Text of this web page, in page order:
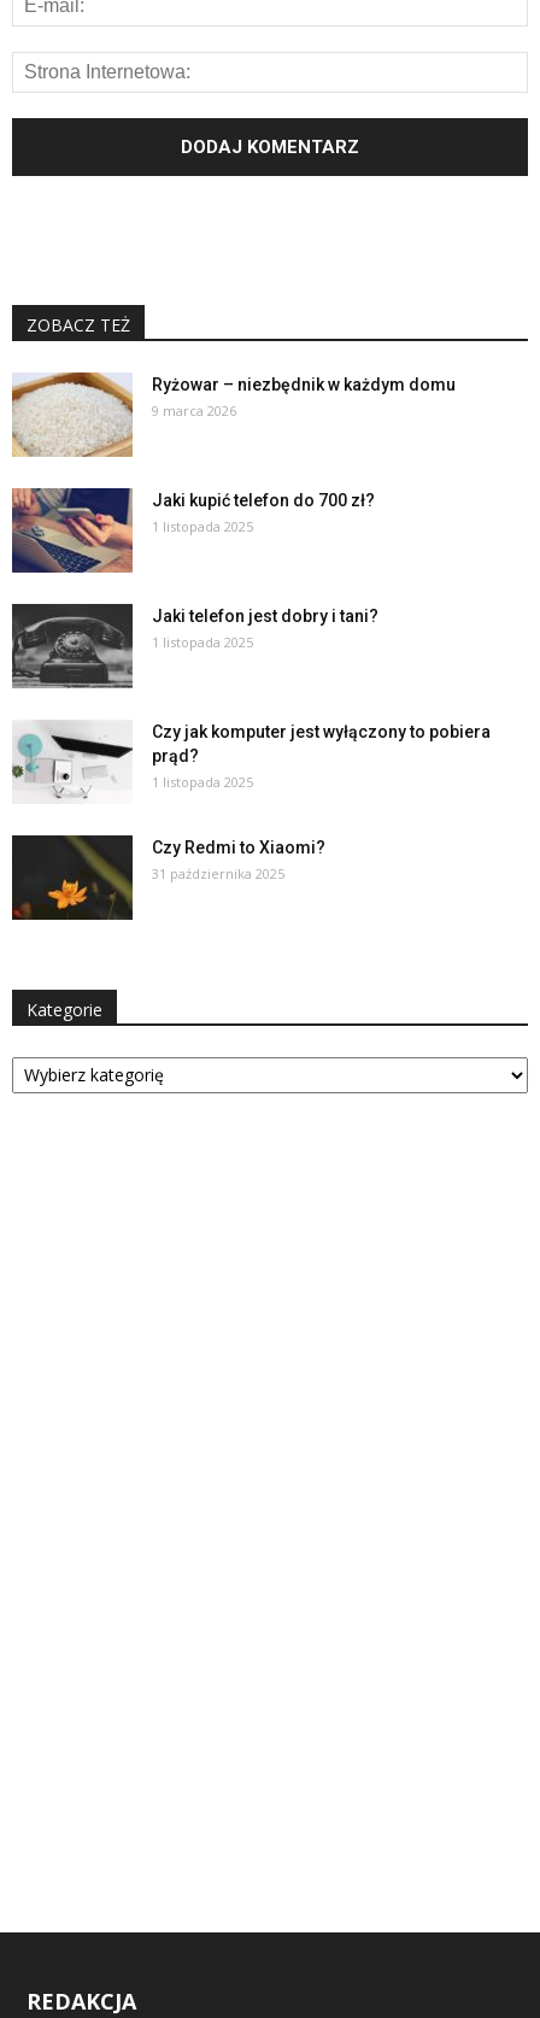
ZOBACZ TEŻ
Ryżowar – niezbędnik w każdym domu
9 marca 2026
Jaki kupić telefon do 700 zł?
1 listopada 2025
Jaki telefon jest dobry i tani?
1 listopada 2025
Czy jak komputer jest wyłączony to pobiera
prąd?
1 listopada 2025
Czy Redmi to Xiaomi?
31 października 2025
Kategorie
Kategorie
REDAKCJA